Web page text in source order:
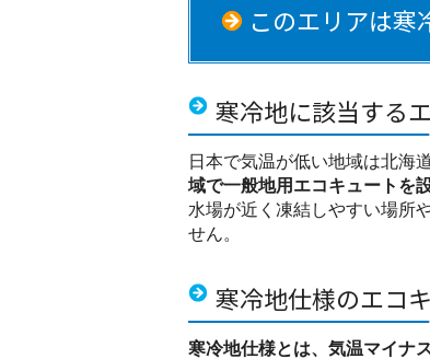
このエリアは寒
寒冷地に該当する
日本で気温が低い地域は北海
域で一般地用エコキュートを
水場が近く凍結しやすい場所
せん。
寒冷地仕様のエコ
寒冷地仕様とは、気温マイナ